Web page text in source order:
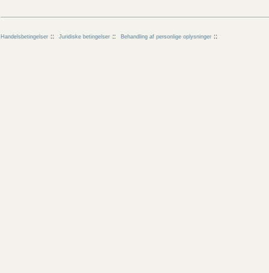
Handelsbetingelser Juridiske betingelser Behandling af personlige oplysninger